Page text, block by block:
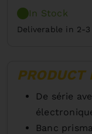
In Stock
Deliverable in 2-
PRODUCT
De série
Banc